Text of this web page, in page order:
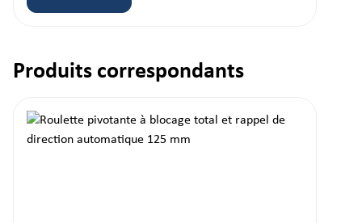
Ignorer la galerie de produits
Produits correspondants